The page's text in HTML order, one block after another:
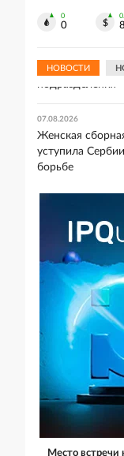
0
0
НОВОСТИ
ВСУ "Скала"
подразделения
07.08.2026
Женская
уступила
борьбе
Место встречи